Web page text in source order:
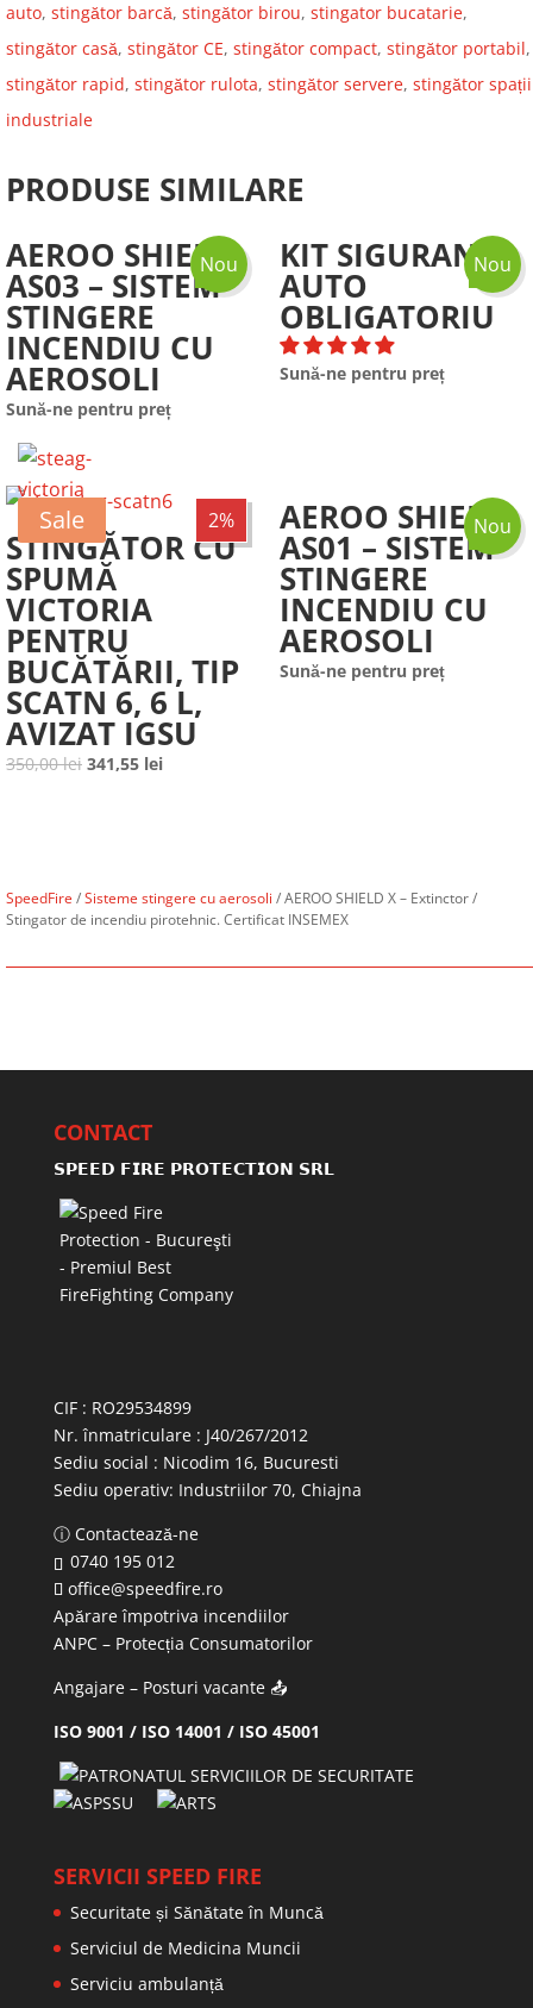
auto, stingător barcă, stingător birou, stingator bucatarie,
stingător casă, stingător CE, stingător compact, stingător portabil,
stingător rapid, stingător rulota, stingător servere, stingător spații
industriale
PRODUSE SIMILARE
Nou
AEROO SHIELD
AS03 – SISTEM
STINGERE
INCENDIU CU
AEROSOLI
Sună-ne pentru preț
Nou
KIT SIGURANTA
AUTO
OBLIGATORIU
Sună-ne pentru preț
2%
Sale
STINGĂTOR CU
SPUMĂ
VICTORIA
PENTRU
BUCĂTĂRII, TIP
SCATN 6, 6 L,
AVIZAT IGSU
350,00lei Prețul
341,55 leiPrețul
Nou
AEROO SHIELD
AS01 – SISTEM
STINGERE
INCENDIU CU
AEROSOLI
Sună-ne pentru preț
SpeedFire /Sisteme stingere cu aerosoli / AEROO SHIELD X – Extinctor /
Stingator de incendiu pirotehnic. Certificat INSEMEX
CONTACT
𝗦𝗣𝗘𝗘𝗗 𝗙𝗜𝗥𝗘 𝗣𝗥𝗢𝗧𝗘𝗖𝗧𝗜𝗢𝗡 𝗦𝗥𝗟
CIF : RO29534899
Nr. înmatriculare : J40/267/2012
Sediu social : Nicodim 16, Bucuresti
Sediu operativ: Industriilor 70, Chiajna
ⓘ Contactează-ne
0740 195 012
office@speedfire.ro
Apărare împotriva incendiilor
ANPC– Protecția Consumatorilor
Angajare – Posturi vacante📤
ISO 9001 / ISO 14001 / ISO 45001
SERVICII SPEED FIRE
Securitate și Sănătate în Muncă
Serviciul de Medicina Muncii
Serviciu ambulanță